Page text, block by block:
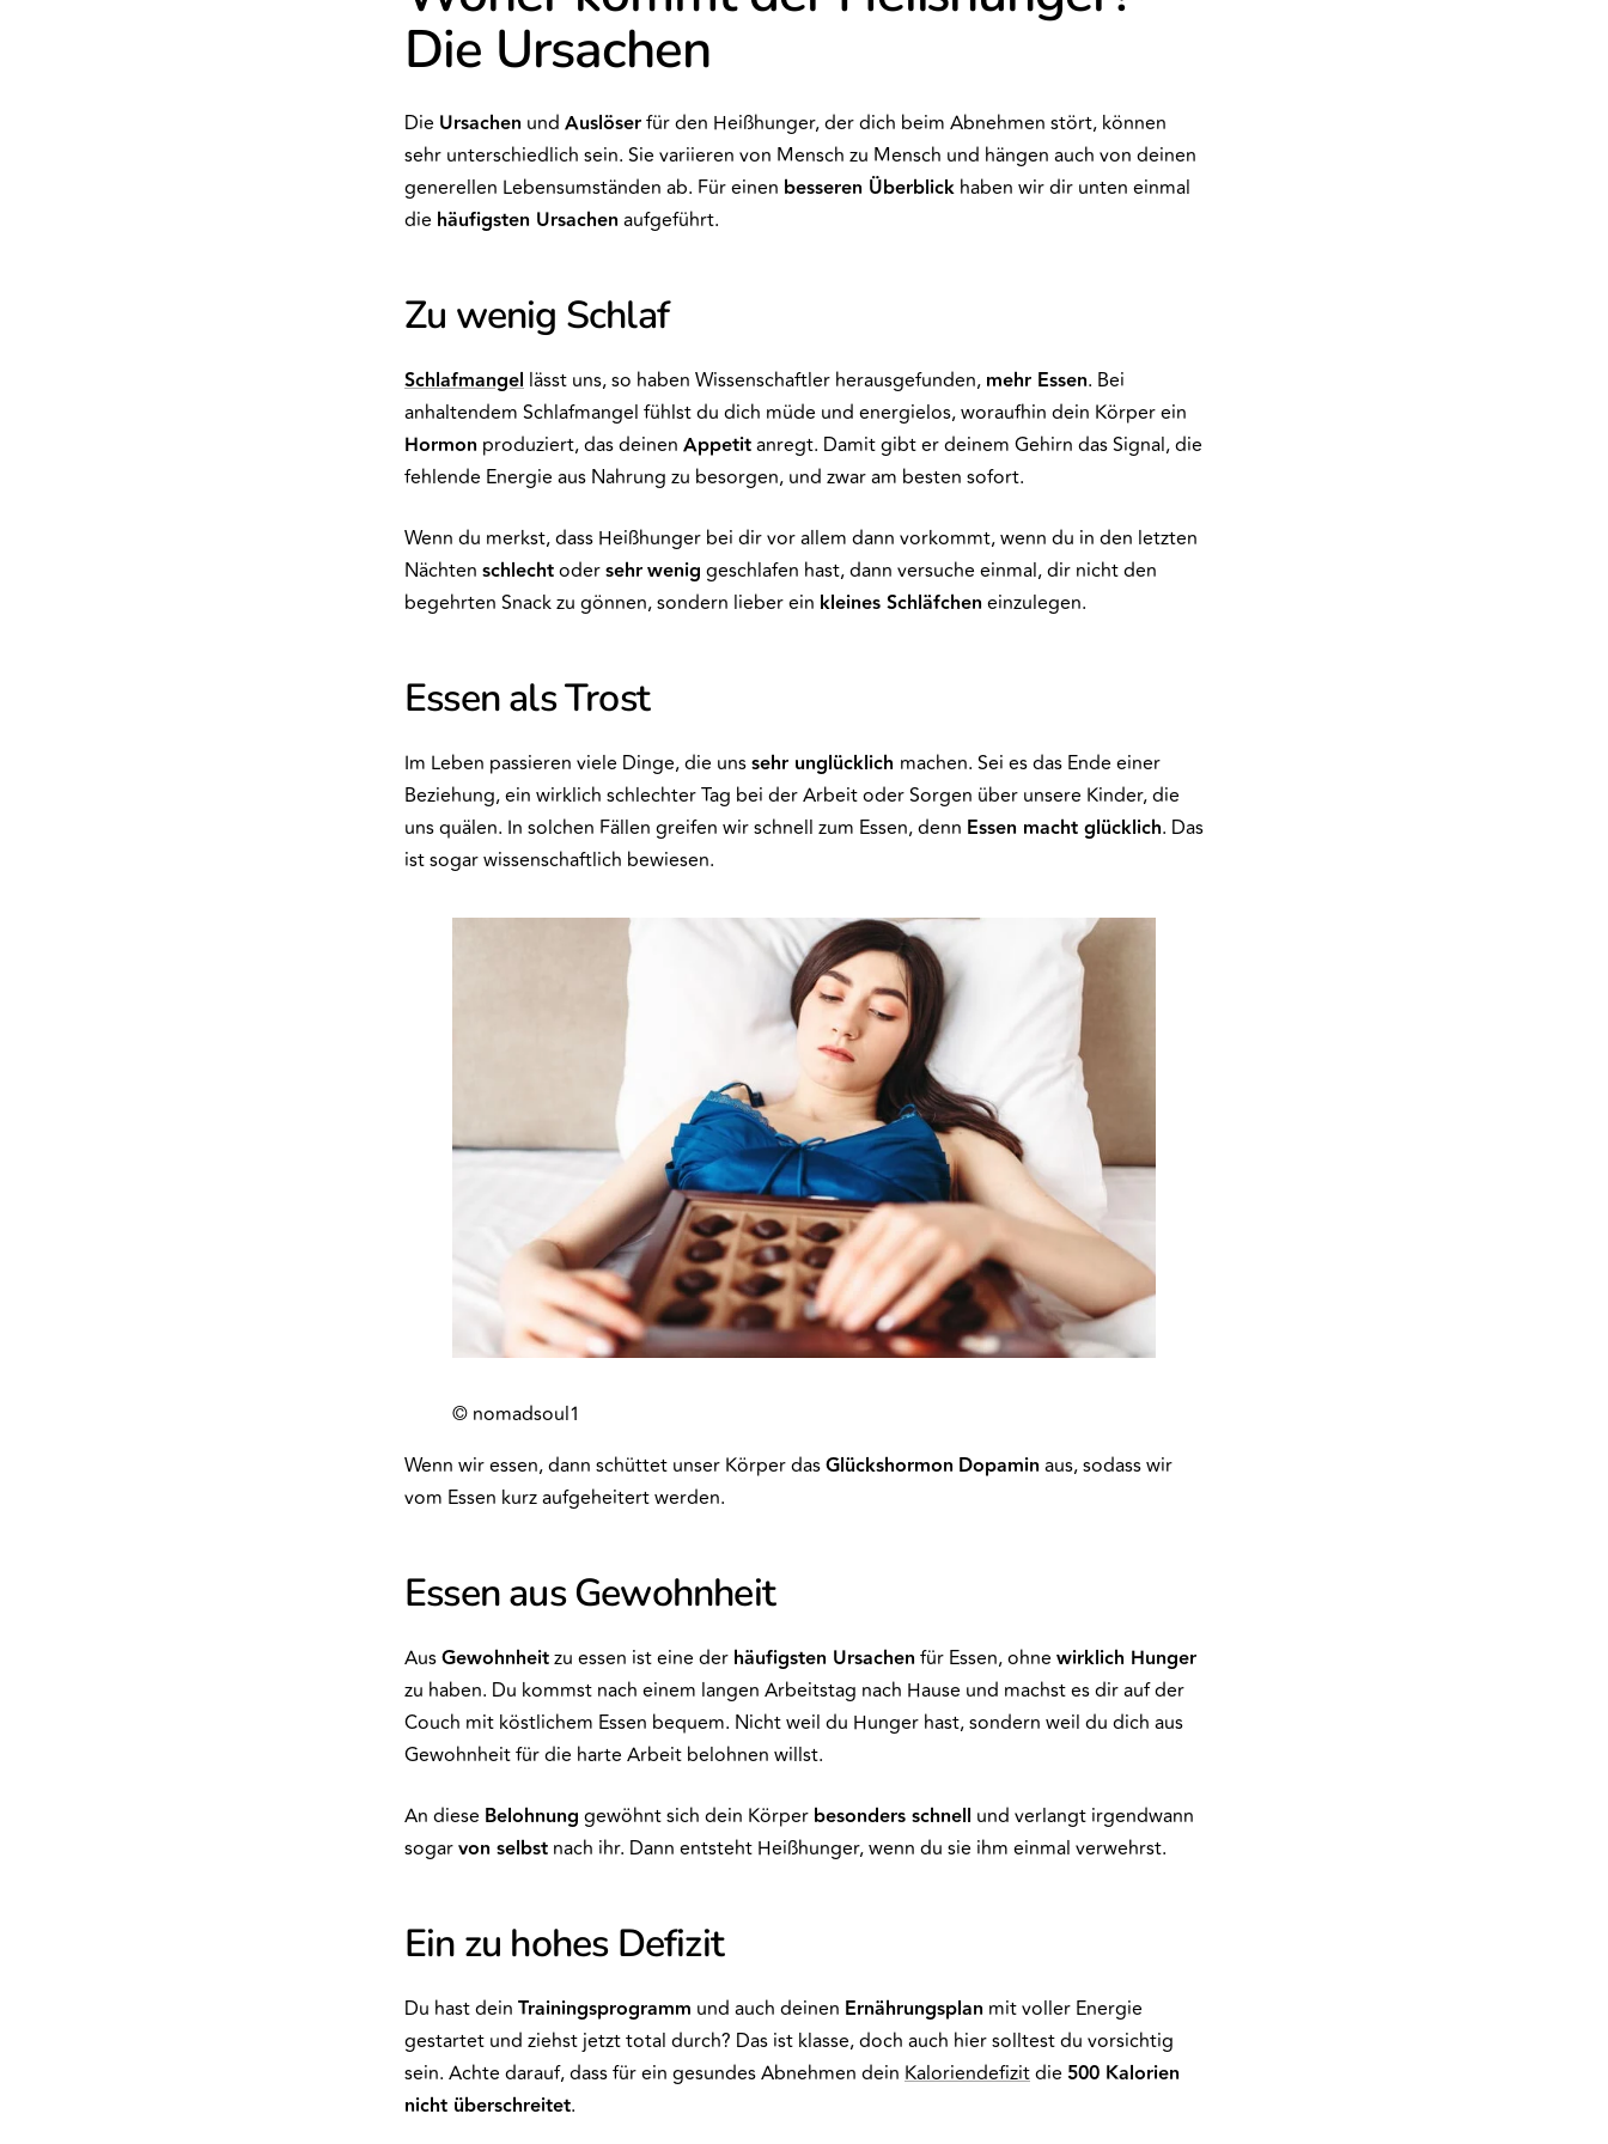
Die Ursachen
Die Ursachen und Auslöserfür den Heißhunger, der dich beim Abnehmen stört, können
sehr unterschiedlich sein. Sie variieren von Mensch zu Mensch und hängen auch von deinen
generellen Lebensumständen ab. Für einen besseren Überblick haben wir dir unten einmal
die häufigsten Ursachen aufgeführt.
Zu wenig Schlaf
Schlafmangel lässt uns, so haben Wissenschaftler herausgefunden, mehr Essen. Bei
anhaltendem Schlafmangel fühlst du dich müde und energielos, woraufhin dein Körper ein
Hormon produziert, das deinen Appetitanregt. Damit gibt er deinem Gehirn das Signal, die
fehlende Energie aus Nahrung zu besorgen, und zwar am besten sofort.
Wenn du merkst, dass Heißhunger bei dir vor allem dann vorkommt, wenn du in den letzten
Nächten schlechtodersehrwenig geschlafen hast, dann versuche einmal, dir nicht den
begehrten Snack zu gönnen, sondern lieber ein kleines Schläfchen einzulegen.
Essen als Trost
Im Leben passieren viele Dinge, die unssehr unglücklich machen. Sei es das Ende einer
Beziehung, ein wirklich schlechter Tag bei der Arbeit oder Sorgen über unsere Kinder, die
uns quälen. In solchen Fällen greifen wir schnell zum Essen, denn Essen macht glücklich. Das
ist sogar wissenschaftlich bewiesen.
© nomadsoul1
Wenn wir essen, dann schüttet unser Körper dasGlückshormon Dopamin aus, sodass wir
vom Essen kurz aufgeheitert werden.
Essen aus Gewohnheit
AusGewohnheitzu essen ist eine der häufigsten Ursachen für Essen, ohne wirklich Hunger
zu haben. Du kommst nach einem langen Arbeitstag nach Hause und machst es dir auf der
Couch mit köstlichem Essen bequem. Nicht weil du Hunger hast, sondern weil du dich aus
Gewohnheit für die harte Arbeit belohnen willst.
An diese Belohnung gewöhnt sich dein Körper besonders schnell und verlangt irgendwann
sogarvon selbst nach ihr. Dann entsteht Heißhunger, wenn du sie ihm einmal verwehrst.
Ein zu hohes Defizit
Du hast dein Trainingsprogramm und auch deinen Ernährungsplan mit voller Energie
gestartet und ziehst jetzt total durch? Das ist klasse, doch auch hier solltest du vorsichtig
sein. Achte darauf, dass für ein gesundes Abnehmen dein Kaloriendefizitdie 500 Kalorien
nicht überschreitet.